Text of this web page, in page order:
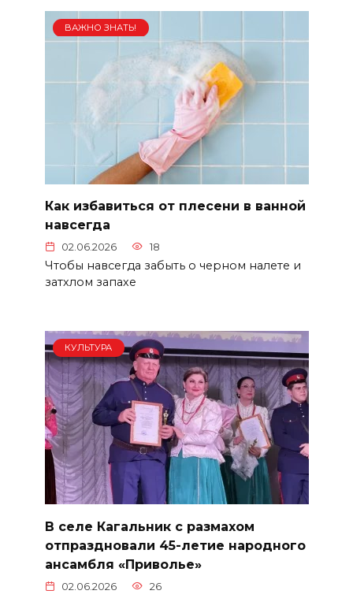
ВАЖНО ЗНАТЬ!
Как избавиться от плесени в ванной
навсегда
02.06.2026 18
Чтобы навсегда забыть о черном налете и
затхлом запахе
КУЛЬТУРА
В селе Кагальник с размахом
отпраздновали 45-летие народного
ансамбля «Приволье»
02.06.2026 26